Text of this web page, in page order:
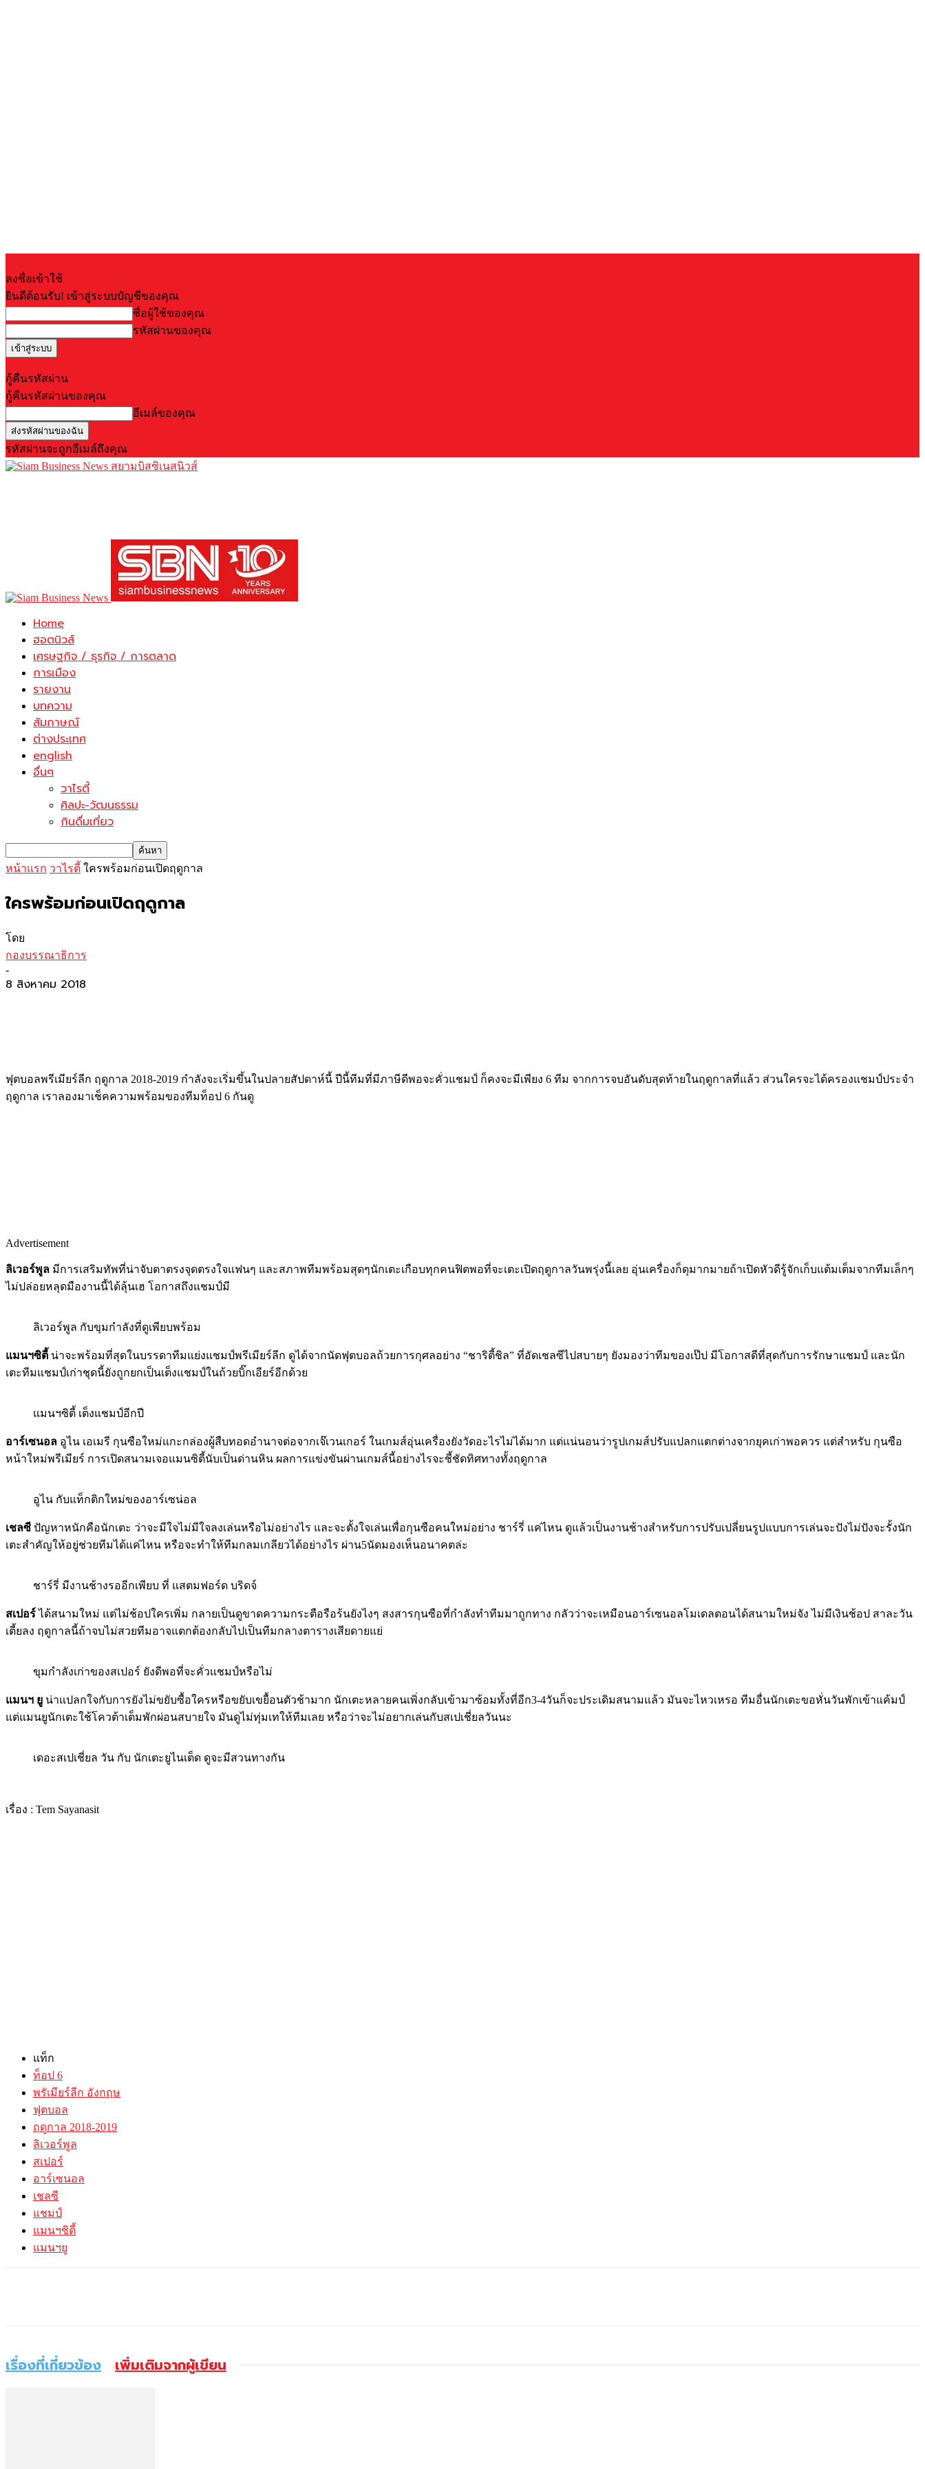
ลงชื่อเข้าใช้
ยินดีต้อนรับ! เข้าสู่ระบบบัญชีของคุณ
ชื่อผู้ใช้ของคุณ
รหัสผ่านของคุณ
กู้คืนรหัสผ่าน
กู้คืนรหัสผ่านของคุณ
อีเมล์ของคุณ
รหัสผ่านจะถูกอีเมล์ถึงคุณ
สยามบิสซิเนสนิวส์
Home
ฮอตนิวส์
เศรษฐกิจ / ธุรกิจ / การตลาด
การเมือง
รายงาน
บทความ
สัมภาษณ์
ต่างประเทศ
english
อื่นๆ
วาไรตี้
ศิลปะ-วัฒนธรรม
กินดื่มเที่ยว
หน้าแรก วาไรตี้ ใครพร้อมก่อนเปิดฤดูกาล
ใครพร้อมก่อนเปิดฤดูกาล
โดย
กองบรรณาธิการ
-
8 สิงหาคม 2018
ฟุตบอลพรีเมียร์ลีก ฤดูกาล 2018-2019 กำลังจะเริ่มขึ้นในปลายสัปดาห์นี้ ปีนี้ทีมที่มีภาษีดีพอจะคั่วแชมป์ ก็คงจะมีเพียง 6 ทีม จากการจบอันดับสุดท้ายในฤดูกาลที่แล้ว ส่วนใครจะได้ครองแชมป์ประจำ
ฤดูกาล เราลองมาเช็คความพร้อมของทีมท็อป 6 กันดู
Advertisement
ลิเวอร์พูล ​ มีการเสริมทัพที่น่าจับตาตรงจุดตรงใจแฟนๆ​ และสภาพทีมพร้อมสุดๆนักเตะเกือบทุกคนฟิตพอที่จะเตะเปิดฤดูกาลวันพรุ่งนี้เลย อุ่นเครื่องก็ดุมากมายถ้าเปิดหัวดีรู้จักเก็บแต้มเต็มจากทีมเล็กๆ
ไม่ปล่อยหลุดมืองานนี้ได้ลุ้นเฮ​ โอกาสถึงแชมป์มี​
ลิเวอร์พูล กับขุมกำลังที่ดูเพียบพร้อม
แมนฯซิ​ตี้ น่าจะพร้อมที่สุดในบรรดาทีมแย่งแชมป์พรีเมียร์​ลีก ดูได้จากนัดฟุตบอลถ้วยการกุศลอย่าง “ชาริตี้ชิล” ที่อัดเชลซีไปสบายๆ​ ยังมองว่าทีมของเป๊ป มีโอกาสดีที่สุดกับการรักษาแชมป์​ และ​นัก
เตะทีมแชมป์เก่าชุดนี้ยังถูกยกเป็นเต็งแชมป์ในถ้วยบิ๊กเอียร์อีกด้วย
แมนฯซิตี้ เต็งแชมป์อีกปี
อาร์เซนอล ​ อูไน​ เอเมรี​ กุนซือใหม่แกะกล่องผู้สืบทอดอำนาจต่อจากเจ๊เวน​เกอร์​ ในเกมส์อุ่นเครื่องยังวัดอะไรไม่ได้มาก​ แต่แน่นอนว่ารูปเกมส์ปรับแปลกแตกต่างจากยุคเก่าพอควร​ แต่สำห​รับ​ กุนซือ
หน้าใหม่พรีเมียร์ การเปิดสนามเจอแมนซิตี้นับเป็นด่านหิน​ ผลการแข่งขันผ่านเกมส์นี้อย่างไรจะชี้ชัดทิศทางทั้งฤดูกาล
อูไน กับแท็กติกใหม่ของอาร์เซน่อล
เชลซี ​ ปัญหาหนักคือนักเตะ​ ว่าจะมีใจไม่มีใจลงเล่นหรือไม่อย่างไร​ และจะตั้งใจเล่นเพื่อกุนซือคนใหม่อย่าง ชาร์รี่ แค่ไหน​ ดูแล้วเป็นงานช้างสำหรับการปรับเปลี่ยนรูปแบบการเล่นจะปังไม่ปังจะรั้งนัก
เตะสำคัญให้อยู่ช่วยทีมได้เเค่ไหน หรือจะทำให้ทีมกลมเกลียว​ได้อย่างไร​ ผ่าน5นัดมองเห็นอนาคตล่ะ
ชาร์รี่ มีงานช้างรออีกเพียบ ที่ แสตมฟอร์ด บริดจ์
สเปอร์​ ได้สนาม​ใหม่​ แต่ไม่ช้อปใคร​เพิ่ม กลายเป็นดูขาดความกระตือรือร้นยังไงๆ สงสารกุนซือที่กำลังทำทีมมาถูกทาง​ กลัวว่าจะเหมือนอาร์เซนอลโมเดลตอนได้สนามใหม่จัง​ ไม่มีเงินช้อป สาละวัน
เตี้ยลง​ ฤดูกาลนี้ถ้าจบไม่สวยทีมอาจแตกต้องกลับไปเป็นทีมกลางตารางเสียดายแย่
ขุมกำลังเก่าของสเปอร์ ยังดีพอที่จะคั่วแชมป์หรือไม่
แมนฯ ยู น่าแปลกใจกับการยังไม่ขยับซื้อใครหรือขยับเขยื้อนตัวช้ามาก​ นักเตะหลายคนเพิ่งกลับเข้ามาซ้อมทั้งที่อีก3-4วันก็จะประเดิมสนามแล้ว​ มันจะไหวเหรอ​ ทีมอื่นนักเตะขอหั่นวันพักเข้าแค้มป์
แต่แมนยูนักเตะใช้โควต้าเต็ม​พักผ่อนสบายใจ มันดูไม่ทุ่มเทให้ทีมเลย​ หรือว่าจะไม่อยากเล่นกับสเปเชี่ยลวันนะ
เดอะสเปเชี่ยล วัน กับ นักเตะยูไนเต็ด ดูจะมีสวนทางกัน
เรื่อง : Tem​ Sayanasit
แท็ก
ท็อป 6
พรัเมียร์ลีก อังกฤษ
ฟุตบอล
ฤดูกาล 2018-2019
ลิเวอร์พูล
สเปอร์
อาร์เซนอล
เชลซี
แชมป์
แมนฯซิตี้
แมนฯยู
เรื่องที่เกี่ยวข้อง เพิ่มเติมจากผู้เขียน